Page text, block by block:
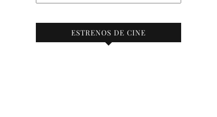
ESTRENOS DE CINE